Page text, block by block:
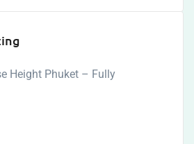
Height Phuket – Fully